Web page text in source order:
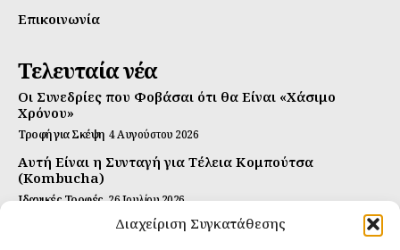
Διαχείριση Συγκατάθεσης
Επικοινωνία
Τελευταία νέα
Οι Συνεδρίες που Φοβάσαι ότι θα Είναι «Χάσιμο
Χρόνου»
Τροφή για Σκέψη 4 Αυγούστου 2026
Αυτή Είναι η Συνταγή για Τέλεια Κομπούτσα
(Kombucha)
Ιδανικές Τροφές 26 Ιουλίου 2026
Η Κρυφή Αλήθεια για τα Υπερ-επεξεργασμένα